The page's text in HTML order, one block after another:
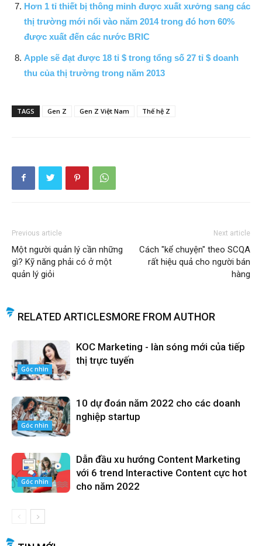
Hơn 1 tỉ thiết bị thông minh được xuất xưởng sang các
thị trường mới nổi vào năm 2014 trong đó hơn 60%
được xuất đến các nước BRIC
Apple sẽ đạt được 18 tỉ $ trong tổng số 27 tỉ $ doanh
thu của thị trường trong năm 2013
TAGS Gen Z Gen Z Việt Nam Thế hệ Z
Previous article
Một người quản lý cần những
gì? Kỹ năng phải có ở một
quản lý giỏi
Next article
Cách "kể chuyện" theo SCQA
rất hiệu quả cho người bán
hàng
RELATED ARTICLESMORE FROM AUTHOR
Góc nhìn
KOC Marketing - làn sóng mới của tiếp
thị trực tuyến
Góc nhìn
10 dự đoán năm 2022 cho các doanh
nghiệp startup
Góc nhìn
Dẫn đầu xu hướng Content Marketing
với 6 trend Interactive Content cực hot
cho năm 2022